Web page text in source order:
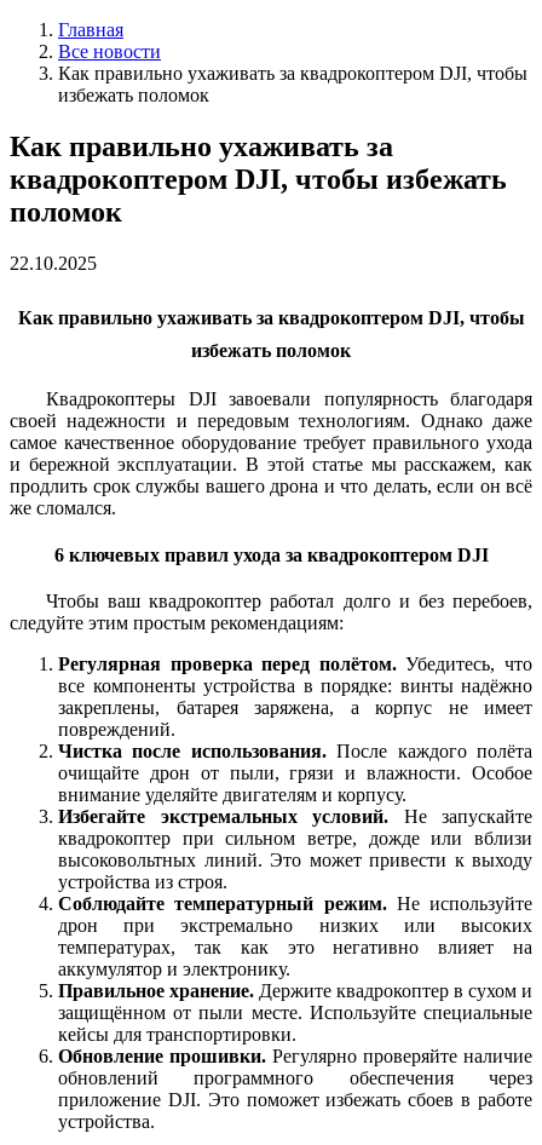
Главная
Все новости
Как правильно ухаживать за квадрокоптером DJI, чтобы
избежать поломок
Как правильно ухаживать за
квадрокоптером DJI, чтобы избежать
поломок
22.10.2025
Как правильно ухаживать за квадрокоптером DJI, чтобы
избежать поломок
Квадрокоптеры DJI завоевали популярность благодаря
своей надежности и передовым технологиям. Однако даже
самое качественное оборудование требует правильного ухода
и бережной эксплуатации. В этой статье мы расскажем, как
продлить срок службы вашего дрона и что делать, если он всё
же сломался.
6 ключевых правил ухода за квадрокоптером DJI
Чтобы ваш квадрокоптер работал долго и без перебоев,
следуйте этим простым рекомендациям:
Регулярная проверка перед полётом.Убедитесь, что
все компоненты устройства в порядке: винты надёжно
закреплены, батарея заряжена, а корпус не имеет
повреждений.
Чистка после использования.После каждого полёта
очищайте дрон от пыли, грязи и влажности. Особое
внимание уделяйте двигателям и корпусу.
Избегайте экстремальных условий. Не запускайте
квадрокоптер при сильном ветре, дожде или вблизи
высоковольтных линий. Это может привести к выходу
устройства из строя.
Соблюдайте температурный режим.Не используйте
дрон при экстремально низких или высоких
температурах, так как это негативно влияет на
аккумулятор и электронику.
Правильное хранение. Держите квадрокоптер в сухом и
защищённом от пыли месте. Используйте специальные
кейсы для транспортировки.
Обновление прошивки. Регулярно проверяйте наличие
обновлений программного обеспечения через
приложение DJI. Это поможет избежать сбоев в работе
устройства.